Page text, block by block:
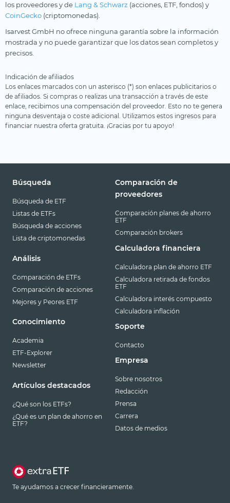
los proveedores y de Lang & Schwarz (acciones, ETF, fondos) y
CoinGecko (criptomonedas).
Isarvest GmbH no ofrece ninguna garantía sobre la información
mostrada y no puede garantizar que los datos sean completos y
precisos.
Indicación de afiliados
Los enlaces marcados con un asterisco (*) son enlaces publicitarios o
de afiliados. Si compras o realizas una transacción a través de este
enlace, recibimos una compensación del proveedor. Esto no te genera
ninguna desventaja o coste adicional. Utilizamos estos ingresos para
financiar nuestra oferta gratuita. ¡Gracias por tu apoyo!
Búsqueda
Búsqueda de ETF
Listas de ETFs
Búsqueda de acciones
Lista de criptomonedas
Análisis
Comparación de ETFs
Comparación de acciones
Mejores y Peores ETF
Conocimiento
Academia
ETF-Explorer
Newsletter
Artículos destacados
¿Qué son los ETFs?
¿Qué es un plan de ahorro en
ETF?
Comparación de
proveedores
Comparación planes de ahorro
ETF
Comparación brokers
Calculadora financiera
Calculadora plan de ahorro ETF
Calculadora retirada de fondos
ETF
Calculadora interés compuesto
Calculadora inflación
Soporte
Contacto
Empresa
Sobre nosotros
Redacción
Prensa
Carrera
Datos de medios
Te ayudamos a crecer financieramente.